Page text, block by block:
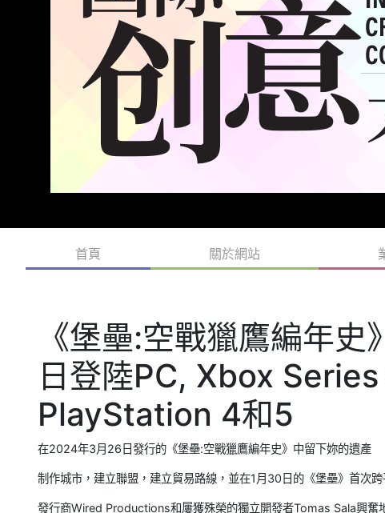
首頁 關於網站
《堡壘:空戰獵鷹編年
日登陸PC, Xbox
PlayStation 4和5
在2024年3月26日發行的《堡壘:空戰獵鷹編年史》中留下妳的遺產
制作城市，建立聯盟，建立貿易路線，並在1月30日的《堡壘》首次
發行商Wired Productions和屢獲殊榮的獨立開發者Tomas Sala興奮